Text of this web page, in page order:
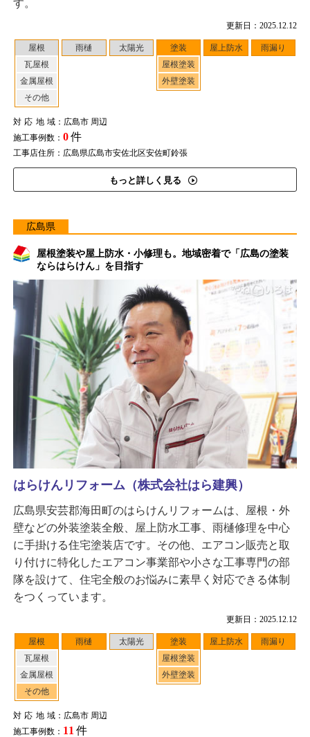
更新日：2025.12.12
屋根
瓦屋根
金属屋根
その他
雨樋 太陽光
塗装
屋根塗装
外壁塗装
屋上防水 雨漏り
対応地域：広島市 周辺
施工事例数： 0件
工事店住所：広島県広島市安佐北区安佐町鈴張
もっと詳しく見る
す。
広島県
屋根塗装や屋上防水・小修理も。地域密着で「広島の塗装
ならはらけん」を目指す
更新日：2025.12.12
屋根
瓦屋根
金属屋根
その他
雨樋 太陽光
塗装
屋根塗装
外壁塗装
屋上防水 雨漏り
対応地域：広島市 周辺
施工事例数： 11 件
はらけんリフォーム（株式会社はら建興）
広島県安芸郡海田町のはらけんリフォームは、屋根・外
壁などの外装塗装全般、屋上防水工事、雨樋修理を中心
に手掛ける住宅塗装店です。その他、エアコン販売と取
り付けに特化したエアコン事業部や小さな工事専門の部
隊を設けて、住宅全般のお悩みに素早く対応できる体制
をつくっています。